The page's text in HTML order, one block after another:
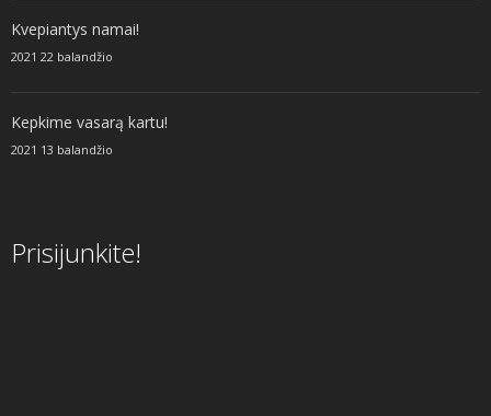
Kvepiantys namai!
2021 22 balandžio
Kepkime vasarą kartu!
2021 13 balandžio
Prisijunkite!